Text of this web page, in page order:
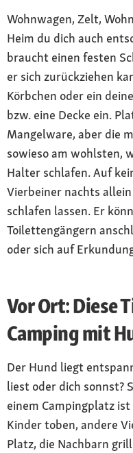
Wohnwagen, Zelt,
Heim du dich auch
braucht einen festen
er sich zurückziehen
Körbchen oder ein
bzw. eine Decke ein.
Mangelware, aber die
sowieso am wohlsten,
Halter schlafen. Auf
Vierbeiner nachts
schlafen lassen. Er
Toilettengängern
oder sich auf
Vor Ort: Diese
Camping mit
Der Hund liegt
liest oder dich sonnst?
einem Campingplatz
Kinder toben, andere
Platz, die Nachbarn